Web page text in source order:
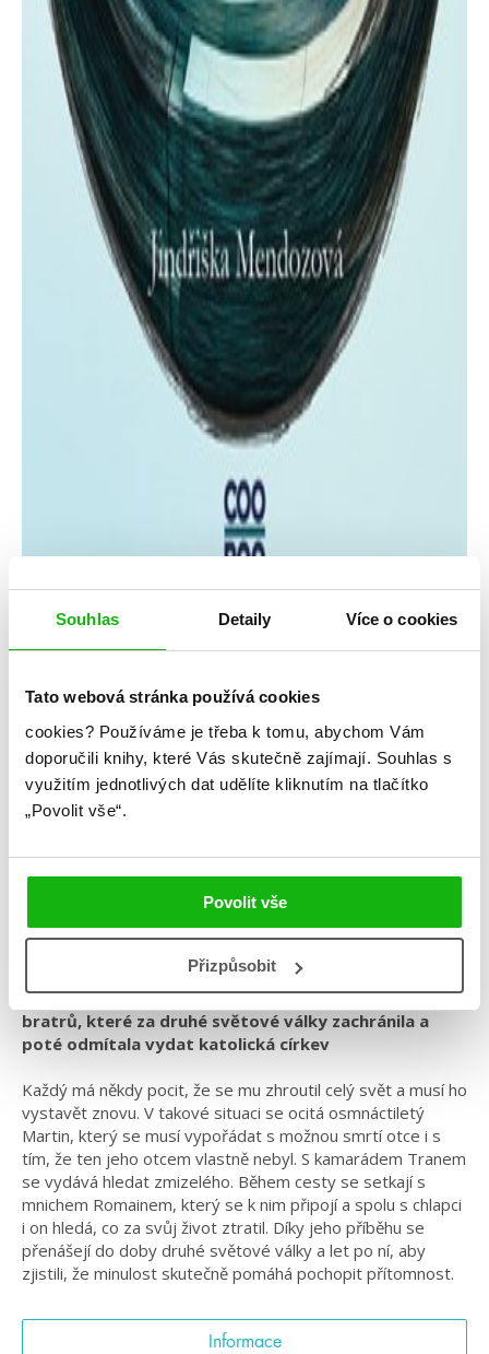
Souhlas Detaily Více o cookies
Tato webová stránka používá cookies
cookies? Používáme je třeba k tomu, abychom Vám
doporučili knihy, které Vás skutečně zajímají. Souhlas s
využitím jednotlivých dat udělíte kliknutím na tlačítko
„Povolit vše“.
Povolit vše
Přizpůsobit
Žánr: Contemporary
Chybějící části
Jindřiška Mendozová
#češtíautoři
#chybějícíčásti
#jindřiškamendozová
#standalone
Příběh inspirovaný životními osudy židovských
bratrů, které za druhé světové války zachránila a
poté odmítala vydat katolická církev
Každý má někdy pocit, že se mu zhroutil celý svět a musí ho
vystavět znovu. V takové situaci se ocitá osmnáctiletý
Martin, který se musí vypořádat s možnou smrtí otce i s
tím, že ten jeho otcem vlastně nebyl. S kamarádem Tranem
se vydává hledat zmizelého. Během cesty se setkají s
mnichem Romainem, který se k nim připojí a spolu s chlapci
i on hledá, co za svůj život ztratil. Díky jeho příběhu se
přenášejí do doby druhé světové války a let po ní, aby
zjistili, že minulost skutečně pomáhá pochopit přítomnost.
Informace